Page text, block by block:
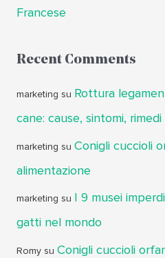
Francese
Recent Comments
marketing su Rottura
cane: cause, sintomi, rimedi
marketing su Conigli cuccioli
alimentazione
marketing su I 9 musei
gatti nel mondo
Romysu Conigli cuccioli